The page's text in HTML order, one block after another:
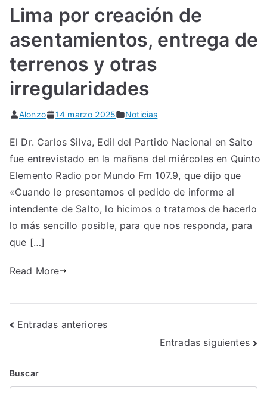
Lima por creación de
asentamientos, entrega de
terrenos y otras
irregularidades
Alonzo 14 marzo 2025 Noticias
El Dr. Carlos Silva, Edil del Partido Nacional en Salto
fue entrevistado en la mañana del miércoles en Quinto
Elemento Radio por Mundo Fm 107.9, que dijo que
«Cuando le presentamos el pedido de informe al
intendente de Salto, lo hicimos o tratamos de hacerlo
lo más sencillo posible, para que nos responda, para
que […]
Read More
Navegación
entradas
Entradas anteriores
Entradas siguientes
Buscar